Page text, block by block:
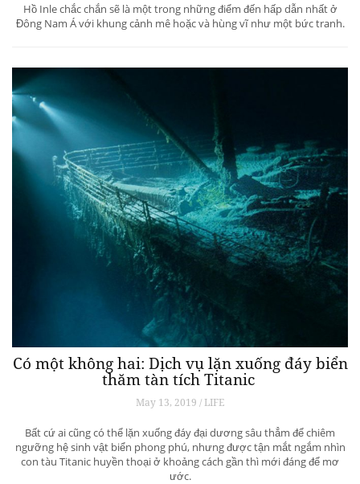
Hồ Inle chắc chắn sẽ là một trong những điểm đến hấp dẫn nhất ở
Đông Nam Á với khung cảnh mê hoặc và hùng vĩ như một bức tranh.
Có một không hai: Dịch vụ lặn xuống đáy biển
thăm tàn tích Titanic
May 13, 2019 / LIFE
Bất cứ ai cũng có thể lặn xuống đáy đại dương sâu thẳm để chiêm
ngưỡng hệ sinh vật biển phong phú, nhưng được tận mắt ngắm nhìn
con tàu Titanic huyền thoại ở khoảng cách gần thì mới đáng để mơ
ước.